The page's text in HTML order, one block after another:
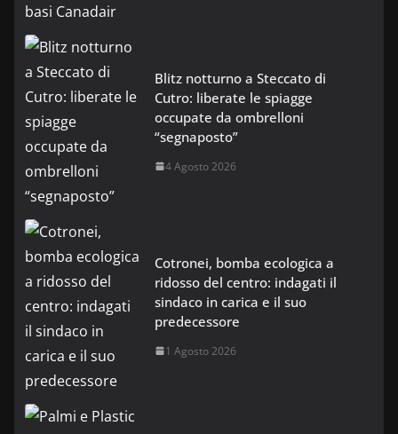
Blitz notturno a Steccato di
Cutro: liberate le spiagge
occupate da ombrelloni
“segnaposto”
4 Agosto 2026
Cotronei, bomba ecologica a
ridosso del centro: indagati il
sindaco in carica e il suo
predecessore
1 Agosto 2026